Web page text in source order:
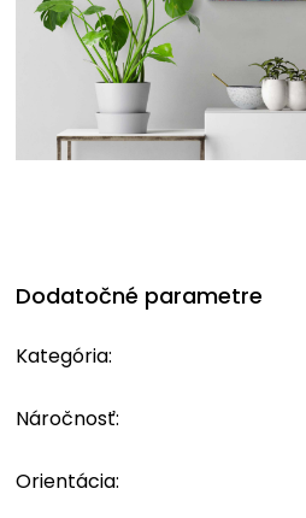
Dodatočné parametre
Kategória:
Náročnosť:
Orientácia: